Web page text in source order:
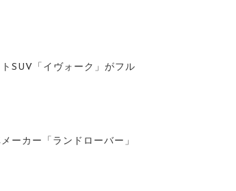
SUV「イヴォーク」がフル
ーカー「ランドローバー」